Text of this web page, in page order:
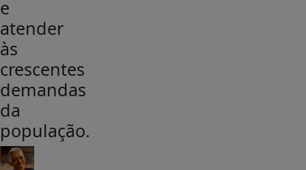
e
atender
às
crescentes
demandas
da
população.